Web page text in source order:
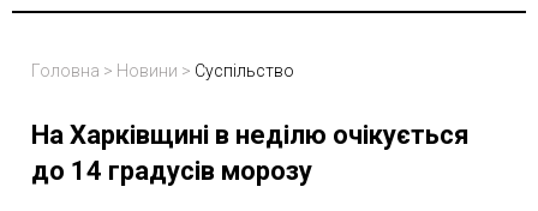
Головна > Новини > Суспільство
На Харківщині в неділю очікується
до 14 градусів морозу